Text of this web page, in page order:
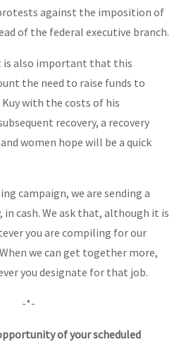
against the imposition of
of the federal executive branch.
also important that this
the need to raise funds to
with the costs of his
recovery, a recovery
women hope will be a quick
campaign, we are sending a
cash. We ask that, although it is
you are compiling for our
we can get together more,
you designate for that job.
-*-
of your scheduled